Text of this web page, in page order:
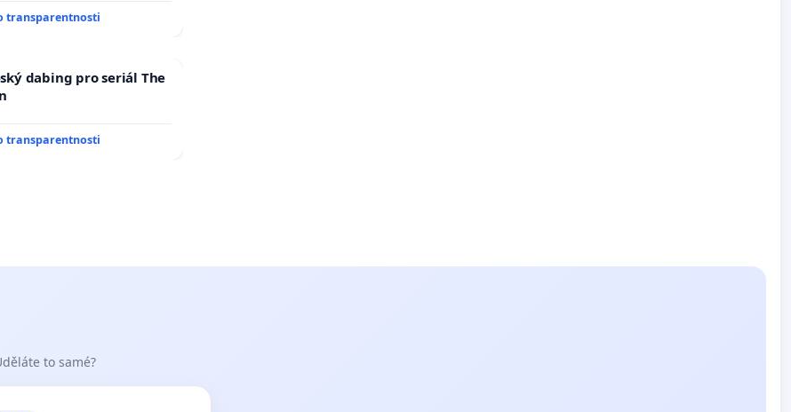
transparentnosti
dabing pro seriál The
transparentnosti
to samé?